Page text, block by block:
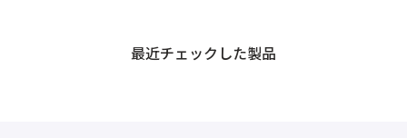
最近チェックした製品